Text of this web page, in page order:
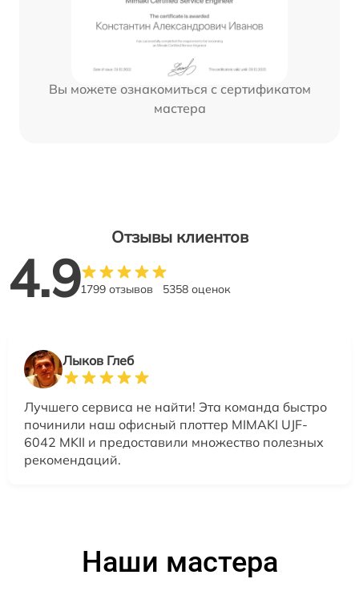
Вы можете ознакомиться с сертификатом
мастера
Отзывы клиентов
4.91799 отзывов 5358 оценок
Лыков Глеб
Лучшего сервиса не найти! Эта команда быстро
починили наш офисный плоттер MIMAKI UJF-
6042 MKII и предоставили множество полезных
рекомендаций.
Наши мастера